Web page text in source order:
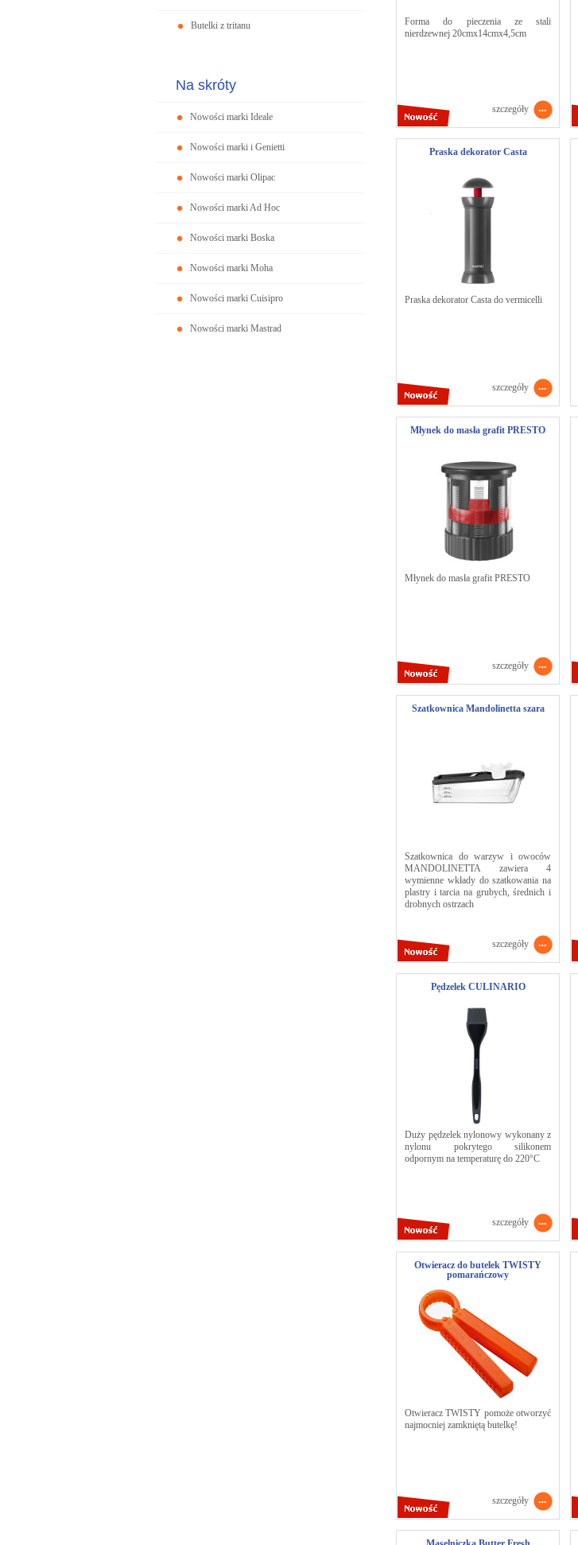
Butelki z tritanu
Na skróty
Nowości marki Ideale
Nowości marki i Genietti
Nowości marki Olipac
Nowości marki Ad Hoc
Nowości marki Boska
Nowości marki Moha
Nowości marki Cuisipro
Nowości marki Mastrad
Forma do pieczenia ze stali
nierdzewnej 20cmx14cmx4,5cm
szczegóły
Praska dekorator Casta
Praska dekorator Casta do vermicelli
szczegóły
Młynek do masła grafit PRESTO
Młynek do masła grafit PRESTO
szczegóły
Szatkownica Mandolinetta szara
Szatkownica do warzyw i owoców
MANDOLINETTA zawiera 4
wymienne wkłady do szatkowania na
plastry i tarcia na grubych, średnich i
drobnych ostrzach
szczegóły
Pędzelek CULINARIO
Duży pędzelek nylonowy wykonany z
nylonu pokrytego silikonem
odpornym na temperaturę do 220°C
szczegóły
Otwieracz do butelek TWISTY
pomarańczowy
Otwieracz TWISTY pomoże otworzyć
najmocniej zamkniętą butelkę!
szczegóły